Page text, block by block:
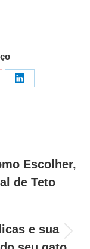
Share
Escolher,
de Teto
e sua